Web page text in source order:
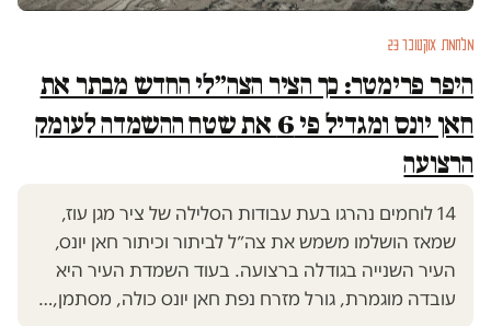
מלחמת אוקטובר 23
היפר פרימטר: כך הציר הצה״לי החדש מבתר את
חאן יונס ומגדיל פי 6 את שטח ההשמדה לעומק
הרצועה
14 לוחמים נהרגו בעת עבודות הסלילה של ציר מגן עוז,
שמאז הושלמו משמש את צה״ל לביתור וכיתור חאן יונס,
העיר השנייה בגודלה ברצועה. בעוד השמדת העיר היא
עובדה מוגמרת, גורל מזרח נפת חאן יונס כולה, מסתמן,…